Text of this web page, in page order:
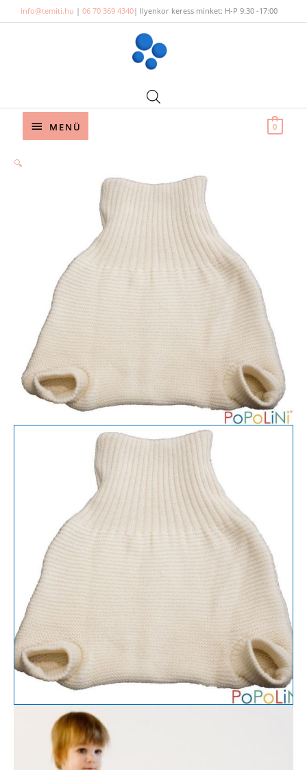
to
info@temiti.hu | 06 70 369 4340| Ilyenkor keress minket: H-P 9:30 -17:00
Below
MENÜ 0
🔍